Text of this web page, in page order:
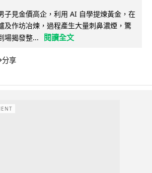
子見金價高企，利用 AI 自學提煉黃金，在
及作坊冶煉，過程產生大量刺鼻濃煙，驚
場揭發整...
閱讀全文
分享